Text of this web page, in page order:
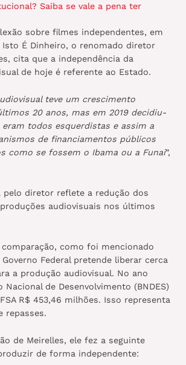
Saiba se vale a pena ter
sobre filmes independentes, em
É Dinheiro, o renomado diretor
cita que a independência da
de hoje é referente ao Estado.
teve um crescimento
20 anos, mas em 2019 decidiu-
eram todos esquerdistas e assim a
de financiamentos públicos
como se fossem o Ibama ou a Funai”,
pelo diretor reflete a redução dos
audiovisuais nos últimos
comparação, como foi mencionado
Federal pretende liberar cerca
a produção audiovisual. No ano
Nacional de Desenvolvimento (BNDES)
R$ 453,46 milhões. Isso representa
repasses.
de Meirelles, ele fez a seguinte
de forma independente: